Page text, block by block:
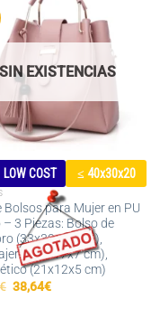
SIN EXISTENCIAS
LOW COST ≤ 40x30x20
Bolsos para Mujer en PU
– 3 Piezas: Bolso de
(33x30x14 cm),
(21x17x7 cm),
(21x12x5 cm)
El
precio
38,64€El